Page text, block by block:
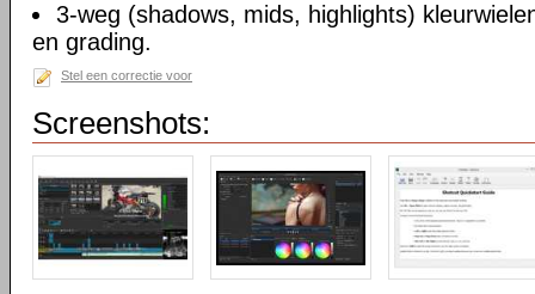
3-weg (shadows, mids, highlights)
en grading.
Stel een correctie voor
Screenshots: